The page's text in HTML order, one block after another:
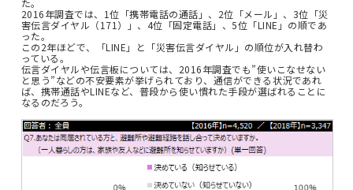
た。
2016年調査では、1位「携帯電話の通話」、2位「メール」、3位「災
害伝言ダイヤル（171）」、4位「固定電話」、5位「LINE」の順であ
った。
この2年ほどで、「LINE」と「災害伝言ダイヤル」の順位が入れ替わ
っている。
伝言ダイヤルや伝言板については、2016年調査でも”使いこなせない
と思う”などの不安要素が挙げられており、通信ができる状況であれ
ば、携帯通話やLINEなど、普段から使い慣れた手段が選ばれることに
なるのだろう。